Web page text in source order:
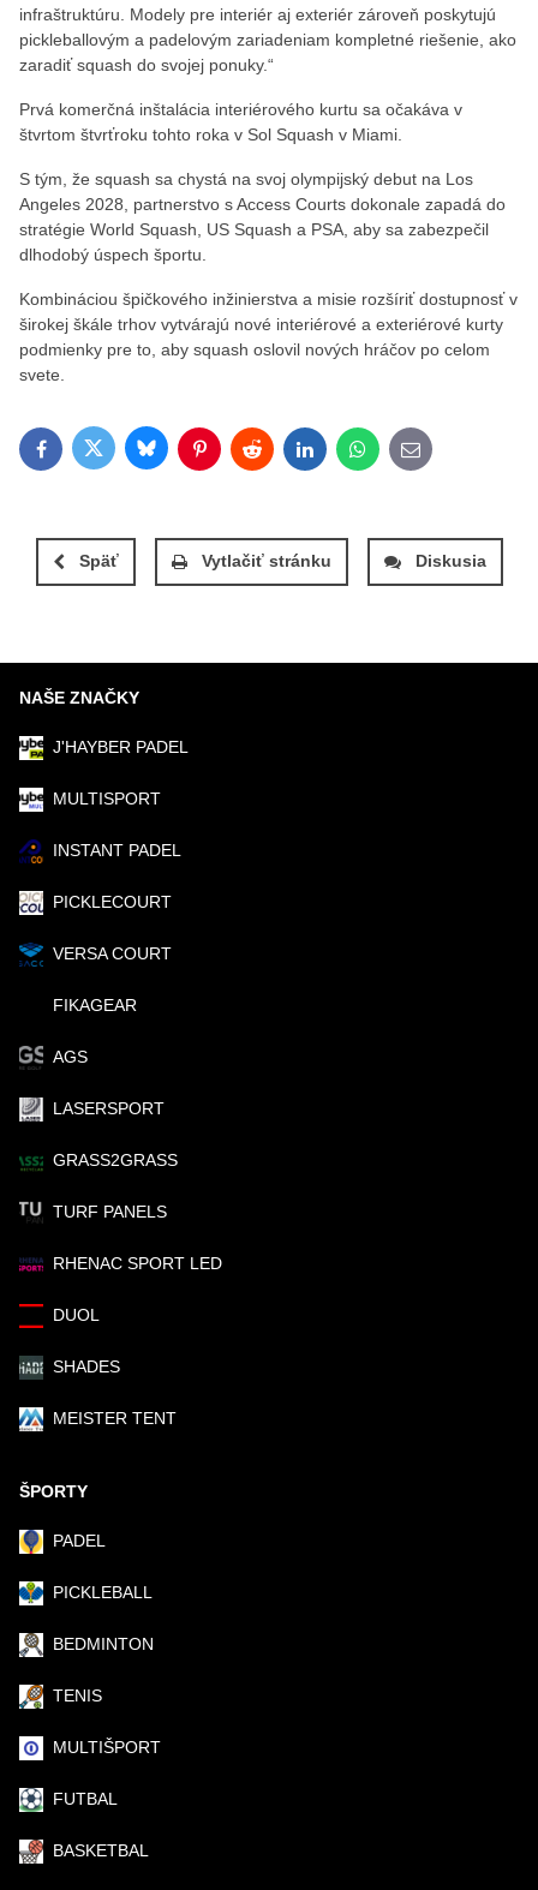
infraštruktúru. Modely pre interiér aj exteriér zároveň poskytujú
pickleballovým a padelovým zariadeniam kompletné riešenie, ako
zaradiť squash do svojej ponuky.“
Prvá komerčná inštalácia interiérového kurtu sa očakáva v
štvrtom štvrťroku tohto roka v Sol Squash v Miami.
S tým, že squash sa chystá na svoj olympijský debut na Los
Angeles 2028, partnerstvo s Access Courts dokonale zapadá do
stratégie World Squash, US Squash a PSA, aby sa zabezpečil
dlhodobý úspech športu.
Kombináciou špičkového inžinierstva a misie rozšíriť dostupnosť v
širokej škále trhov vytvárajú nové interiérové a exteriérové kurty
podmienky pre to, aby squash oslovil nových hráčov po celom
svete.
FacebookTwitterBlueskyPinterestRedditLinkedInWhatsApp
E-mail
Späť Vytlačiť stránku Diskusia
NAŠE ZNAČKY
J'HAYBER PADEL
MULTISPORT
INSTANT PADEL
PICKLECOURT
VERSA COURT
FIKAGEAR
AGS
LASERSPORT
GRASS2GRASS
TURF PANELS
RHENAC SPORT LED
DUOL
SHADES
MEISTER TENT
ŠPORTY
PADEL
PICKLEBALL
BEDMINTON
TENIS
MULTIŠPORT
FUTBAL
BASKETBAL